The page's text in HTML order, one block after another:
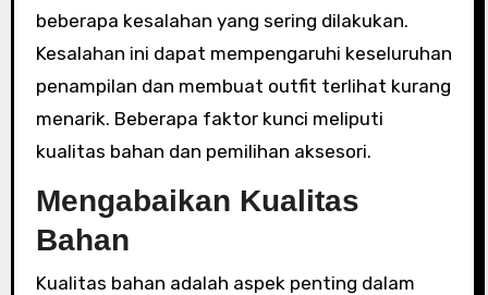
beberapa kesalahan yang sering dilakukan.
Kesalahan ini dapat mempengaruhi keseluruhan
penampilan dan membuat outfit terlihat kurang
menarik. Beberapa faktor kunci meliputi
kualitas bahan dan pemilihan aksesori.
Mengabaikan Kualitas
Bahan
Kualitas bahan adalah aspek penting dalam